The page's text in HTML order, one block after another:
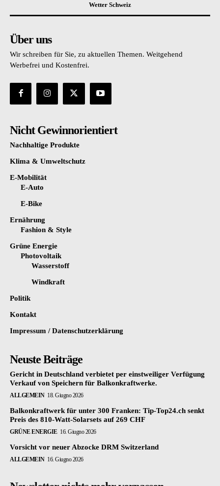
Wetter Schweiz
Über uns
Wir schreiben für Sie, zu aktuellen Themen. Weitgehend
Werbefrei und Kostenfrei.
Nicht Gewinnorientiert
Nachhaltige Produkte
Klima & Umweltschutz
E-Mobilität
E-Auto
E-Bike
Ernährung
Fashion & Style
Grüne Energie
Photovoltaik
Wasserstoff
Windkraft
Politik
Kontakt
Impressum / Datenschutzerklärung
Neuste Beiträge
Gericht in Deutschland verbietet per einstweiliger Verfügung
Verkauf von Speichern für Balkonkraftwerke.
ALLGEMEIN 18. Giugno 2026
Balkonkraftwerk für unter 300 Franken: Tip-Top24.ch senkt
Preis des 810-Watt-Solarsets auf 269 CHF
GRÜNE ENERGIE 16. Giugno 2026
Vorsicht vor neuer Abzocke DRM Switzerland
ALLGEMEIN 16. Giugno 2026